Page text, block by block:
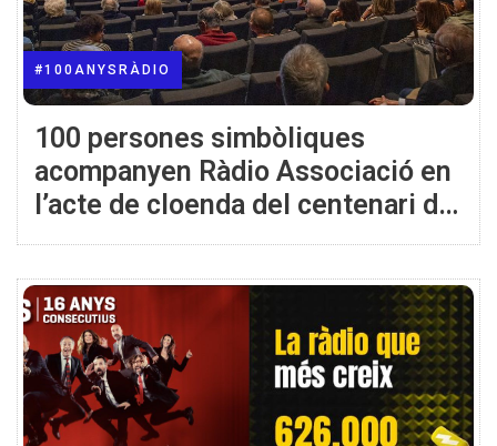
#100ANYSRÀDIO
100 persones simbòliques
acompanyen Ràdio Associació en
l’acte de cloenda del centenari de
la ràdio